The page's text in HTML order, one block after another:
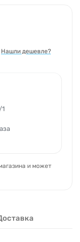
Нашли дешевле?
и может